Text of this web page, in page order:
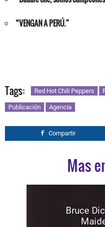
“VENGAN A PERÚ.”
Tags: Red Hot Chili Peppers
Publicación Agencia
Compartir
Mas
Bruce